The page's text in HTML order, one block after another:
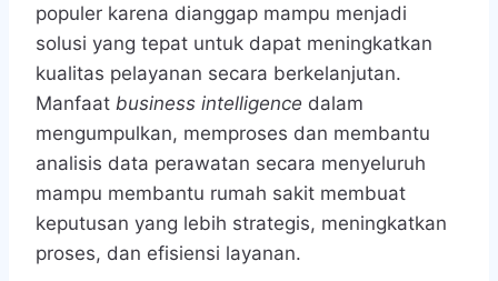
populer karena dianggap mampu menjadi
solusi yang tepat untuk dapat meningkatkan
kualitas pelayanan secara berkelanjutan.
Manfaat business intelligence dalam
mengumpulkan, memproses dan membantu
analisis data perawatan secara menyeluruh
mampu membantu rumah sakit membuat
keputusan yang lebih strategis, meningkatkan
proses, dan efisiensi layanan.